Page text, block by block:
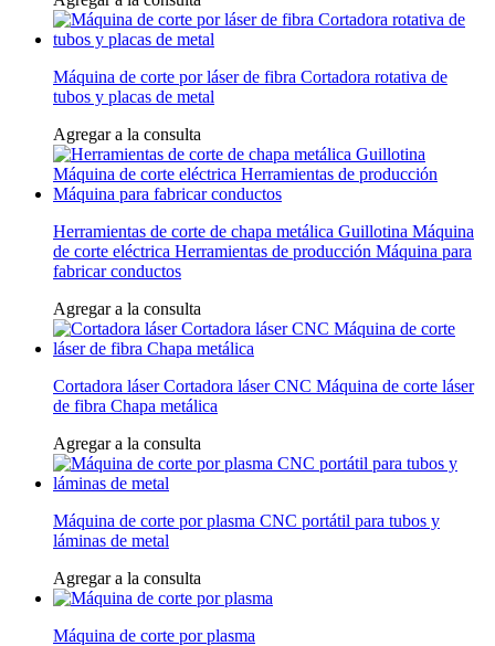
Máquina de corte por láser de fibra Cortadora rotativa de
tubos y placas de metal
Agregar a la consulta
Herramientas de corte de chapa metálica Guillotina Máquina
de corte eléctrica Herramientas de producción Máquina para
fabricar conductos
Agregar a la consulta
Cortadora láser Cortadora láser CNC Máquina de corte láser
de fibra Chapa metálica
Agregar a la consulta
Máquina de corte por plasma CNC portátil para tubos y
láminas de metal
Agregar a la consulta
Máquina de corte por plasma